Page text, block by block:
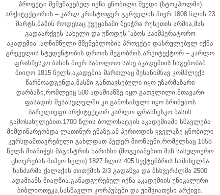
პროექტი შემუშავებულ იქნა ცნობილი შვედი (სტოკჰოლმი)
არქიტექტორის – კარლ კრისტოფერ გერველის მიერ.1808 წლის 23
მარტს,მაშინ როდესაც ქვეყანაში შეიჭრა რუსეთის არმია,მას
გადაარქვეს სახელი და უწოდეს “აბოს საიმპერატორო
აკადემია”.აღნიშნული მშენებლობის პროექტი დასრულებულ იქნა
გრეველის სტუდენტობის დროის მეგობრის,არქიტექტორ – კარლო
ფრანჩესკო ბასის მიერ.საბოლოო სახე აკადემიის ნაგებობამ
მიიღო 1815 წელს.აკადემია მართლაც შესანიშნავ კომპლექს
წარმოადგენდა,მასში განთავსებული იყო უზარმაზარი
დარბაზი,რომლეიც 500 ადამიანზე იყო გათვლილი.მთავარი
ფასადის შესასვლელში კი გამოსახული იყო ბრინჟაოს
ბარელიეფი არქიტექტორ კარლო ფრანჩესკო ბასის
გამოსახულებით.1700 წლის ბოლოსატვის აკადემიაში სწავლება
მიმდინარეობდა ლათინურ ენაზე.ამ პერიოდის ყველაზე ცნობილი
კურსდამთავრებული გახლდათ პედერ მიონსენი,რომელსაც 1658
წელს მიანიჭეს მაგისტრის ხარისხი (მოგვიანებით მან სასულიერო
ცხოვრებას მიჰყო ხელი).1827 წლის 405 სექტემბრის საშინელმა
ხანძარმა ქალაქის თითქმის 2/3 გადაწვა და მსხვერპლმა 2500
ადამიანს მიაღწია.განადგურებულ იქნა აკადემიის უნიკალური
ბიბლიოთეკა,სასწავლო კორპუსები და უიშვიათესი არქივი.